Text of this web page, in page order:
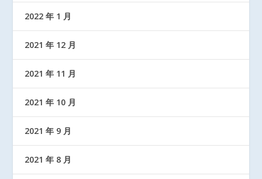
2022 年 1 月
2021 年 12 月
2021 年 11 月
2021 年 10 月
2021 年 9 月
2021 年 8 月